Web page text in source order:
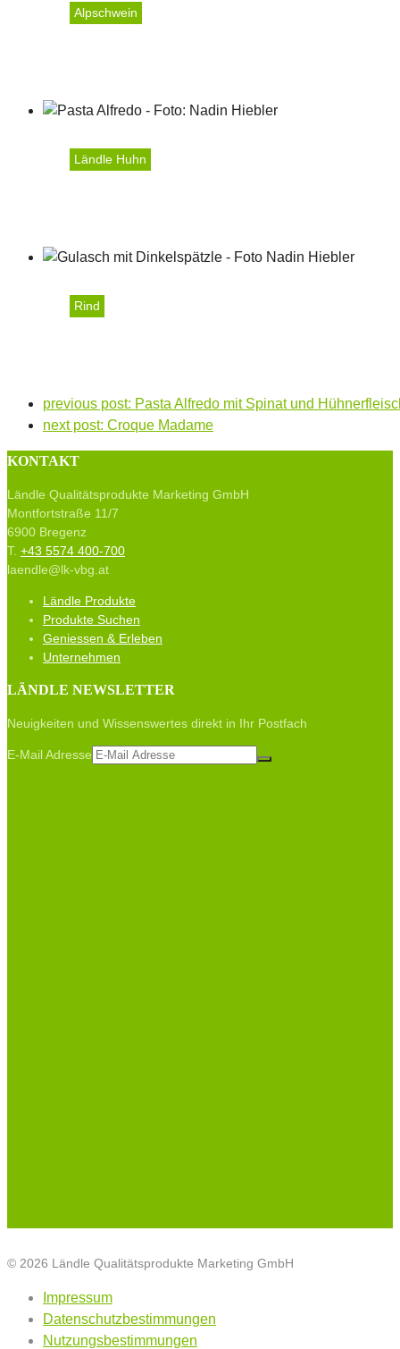
Alpschwein
Ländle Huhn
Rind
previous post: Pasta Alfredo mit Spinat und
next post: Croque Madame
KONTAKT
Ländle Qualitätsprodukte Marketing GmbH
Montfortstraße 11/7
6900 Bregenz
T. +43 5574 400-700
laendle@lk-vbg.at
Ländle Produkte
Produkte Suchen
Geniessen & Erleben
Unternehmen
LÄNDLE NEWSLETTER
Neuigkeiten und Wissenswertes direkt in Ihr Postfach
E-Mail Adresse
© 2026 Ländle Qualitätsprodukte Marketing GmbH
Impressum
Datenschutzbestimmungen
Nutzungsbestimmungen